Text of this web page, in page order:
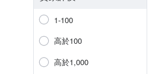
1-100
高於100
高於1,000